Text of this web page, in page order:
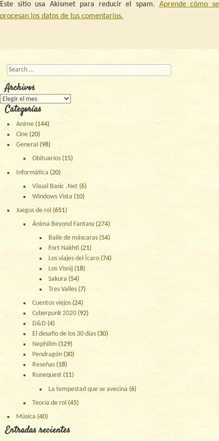
Este sitio usa Akismet para reducir el spam. Aprende cómo se
procesan los datos de tus comentarios.
Buscar
Archivos
Archivos
Categorías
Anime (144)
Cine (20)
General (98)
Obituarios (15)
Informática (20)
Visual Basic .Net (6)
Windows Vista (10)
Juegos de rol (651)
Ánima Beyond Fantasy (274)
Baile de máscaras (54)
Fort Nakhti (21)
Los viajes del Ícaro (74)
Los Visnij (18)
Sakura (54)
Tres Valles (7)
Cuentos viejos (24)
Cyberpunk 2020 (92)
D&D (4)
El desafío de los 30 días (30)
Nephilim (129)
Pendragón (30)
Reseñas (18)
Runequest (11)
La tempestad que se avecina (6)
Teoría de rol (45)
Música (40)
Entradas recientes